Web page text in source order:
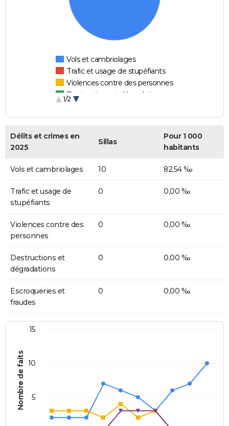
Vols et cambriolages
Trafic et usage de stupéfiants
Violences contre des personnes
Destructions et dégradations
1/2
Délits et crimes en
2025
Sillas
Pour 1 000
habitants
Vols et cambriolages 10 82,54 ‰
Trafic et usage de
stupéfiants
0 0,00 ‰
Violences contre des
personnes
0 0,00 ‰
Destructions et
dégradations
0 0,00 ‰
Escroqueries et
fraudes
0 0,00 ‰
Nombre de faits 5
10
15